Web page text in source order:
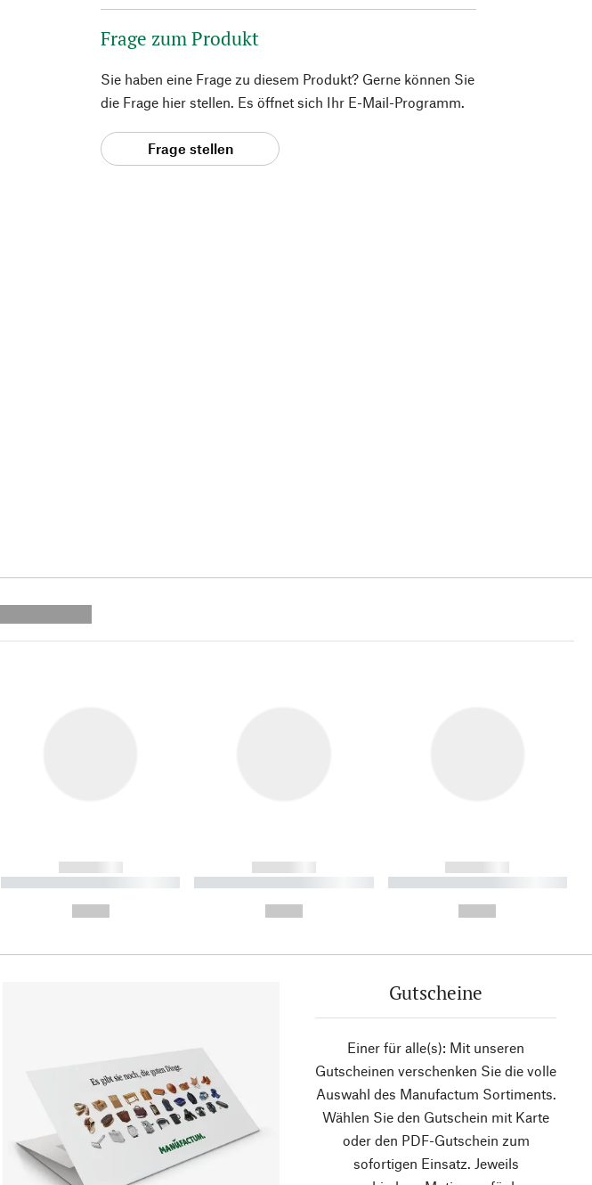
Frage zum Produkt
Sie haben eine Frage zu diesem Produkt? Gerne können Sie
die Frage hier stellen. Es öffnet sich Ihr E-Mail-Programm.
Frage stellen
------------
----------- ----------- ----------
------------
----------- ----------- ----------
------------
----------- ----------- ----------
Gutscheine
Einer für alle(s): Mit unseren
Gutscheinen verschenken Sie die volle
Auswahl des Manufactum Sortiments.
Wählen Sie den Gutschein mit Karte
oder den PDF-Gutschein zum
sofortigen Einsatz. Jeweils